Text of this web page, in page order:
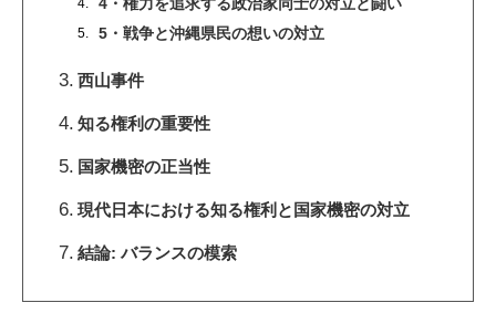
4・権力を追求する政治家同士の対立と闘い
5・戦争と沖縄県民の想いの対立
西山事件
知る権利の重要性
国家機密の正当性
現代日本における知る権利と国家機密の対立
結論: バランスの模索